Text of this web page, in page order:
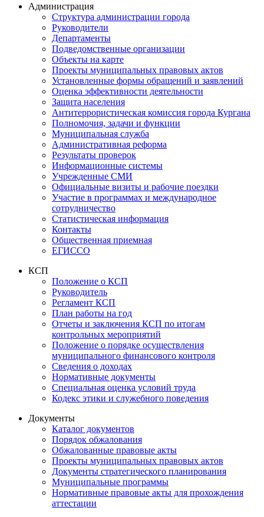
Администрация
Структура администрации города
Руководители
Департаменты
Подведомственные организации
Объекты на карте
Проекты муниципальных правовых актов
Установленные формы обращений и заявлений
Оценка эффективности деятельности
Защита населения
Антитеррористическая комиссия города Кургана
Полномочия, задачи и функции
Муниципальная служба
Административная реформа
Результаты проверок
Информационные системы
Учрежденные СМИ
Официальные визиты и рабочие поездки
Участие в программах и международное
сотрудничество
Статистическая информация
Контакты
Общественная приемная
ЕГИССО
КСП
Положение о КСП
Руководитель
Регламент КСП
План работы на год
Отчеты и заключения КСП по итогам
контрольных мероприятий
Положение о порядке осуществления
муниципального финансового контроля
Сведения о доходах
Нормативные документы
Специальная оценка условий труда
Кодекс этики и служебного поведения
Документы
Каталог документов
Порядок обжалования
Обжалованные правовые акты
Проекты муниципальных правовых актов
Документы стратегического планирования
Муниципальные программы
Нормативные правовые акты для прохождения
аттестации